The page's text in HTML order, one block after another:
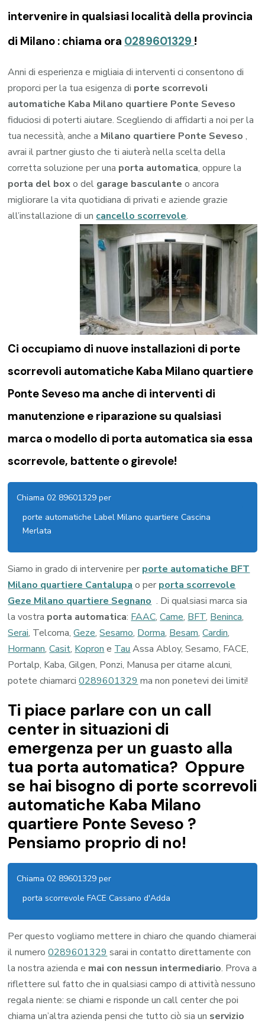
intervenire in qualsiasi località della provincia
di Milano : chiama ora 0289601329 !
Anni di esperienza e migliaia di interventi ci consentono di
proporci per la tua esigenza di porte scorrevoli
automatiche Kaba Milano quartiere Ponte Seveso
fiduciosi di poterti aiutare. Scegliendo di affidarti a noi per la
tua necessità, anche a Milano quartiere Ponte Seveso,
avrai il partner giusto che ti aiuterà nella scelta della
corretta soluzione per una porta automatica, oppure la
porta del boxo del garage basculante o ancora
migliorare la vita quotidiana di privati e aziende grazie
all’installazione di un cancello scorrevole.
Ci occupiamo di nuove installazioni di porte
scorrevoli automatiche Kaba Milano quartiere
Ponte Seveso ma anche di interventi di
manutenzione e riparazione su qualsiasi
marca o modello di porta automatica sia essa
scorrevole, battente o girevole!
Chiama 02 89601329 per
porte automatiche Label Milano quartiere Cascina
Merlata
Siamo in grado di intervenire per porte automatiche BFT
Milano quartiere Cantalupao per porta scorrevole
Geze Milano quartiere Segnano . Di qualsiasi marca sia
la vostra porta automatica:FAAC,Came,BFT,Beninca,
Serai, Telcoma,Geze,Sesamo,Dorma,Besam,Cardin,
Hormann,Casit,KoproneTauAssa Abloy, Sesamo, FACE,
Portalp, Kaba, Gilgen, Ponzi, Manusa per citarne alcuni,
potete chiamarci0289601329ma non ponetevi dei limiti!
Ti piace parlare con un call
center in situazioni di
emergenza per un guasto alla
tua porta automatica? Oppure
se hai bisogno di porte scorrevoli
automatiche Kaba Milano
quartiere Ponte Seveso ?
Pensiamo proprio di no!
Chiama 02 89601329 per
porta scorrevole FACE Cassano d'Adda
Per questo vogliamo mettere in chiaro che quando chiamerai
il numero0289601329 sarai in contatto direttamente con
la nostra azienda e mai con nessun intermediario. Prova a
riflettere sul fatto che in qualsiasi campo di attività nessuno
regala niente: se chiami e risponde un call center che poi
chiama un’altra azienda pensi che tutto ciò sia un servizio